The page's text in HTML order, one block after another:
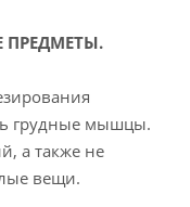
ПРЕДМЕТЫ.
грудные мышцы.
а также не
вещи.